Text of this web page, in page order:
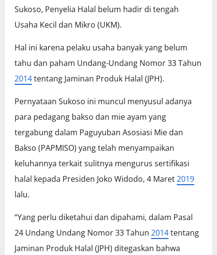
Sukoso, Penyelia Halal belum hadir di tengah
Usaha Kecil dan Mikro (UKM).
Hal ini karena pelaku usaha banyak yang belum
tahu dan paham Undang-Undang Nomor 33 Tahun
2014tentang Jaminan Produk Halal (JPH).
Pernyataan Sukoso ini muncul menyusul adanya
para pedagang bakso dan mie ayam yang
tergabung dalam Paguyuban Asosiasi Mie dan
Bakso (PAPMISO) yang telah menyampaikan
keluhannya terkait sulitnya mengurus sertifikasi
halal kepada Presiden Joko Widodo, 4 Maret2019
lalu.
“Yang perlu diketahui dan dipahami, dalam Pasal
24 Undang Undang Nomor 33 Tahun 2014tentang
Jaminan Produk Halal (JPH) ditegaskan bahwa